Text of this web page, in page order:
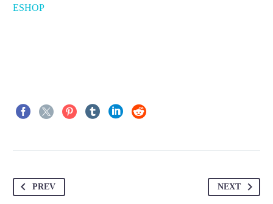
ESHOP
PREV NEXT